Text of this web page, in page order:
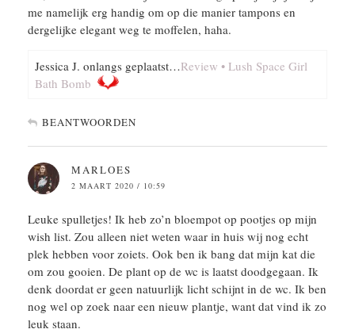
me namelijk erg handig om op die manier tampons en
dergelijke elegant weg te moffelen, haha.
Jessica J. onlangs geplaatst…Review • Lush Space Girl
Bath Bomb
BEANTWOORDEN
MARLOES
2 MAART 2020 / 10:59
Leuke spulletjes! Ik heb zo’n bloempot op pootjes op mijn
wish list. Zou alleen niet weten waar in huis wij nog echt
plek hebben voor zoiets. Ook ben ik bang dat mijn kat die
om zou gooien. De plant op de wc is laatst doodgegaan. Ik
denk doordat er geen natuurlijk licht schijnt in de wc. Ik ben
nog wel op zoek naar een nieuw plantje, want dat vind ik zo
leuk staan.